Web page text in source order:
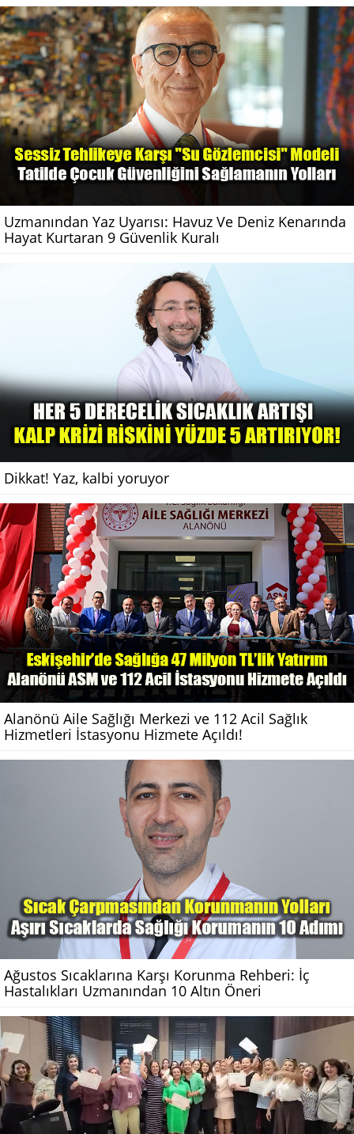
Uzmanından Yaz Uyarısı: Havuz Ve Deniz Kenarında
Hayat Kurtaran 9 Güvenlik Kuralı
Dikkat! Yaz, kalbi yoruyor
Alanönü Aile Sağlığı Merkezi ve 112 Acil Sağlık
Hizmetleri İstasyonu Hizmete Açıldı!
Ağustos Sıcaklarına Karşı Korunma Rehberi: İç
Hastalıkları Uzmanından 10 Altın Öneri